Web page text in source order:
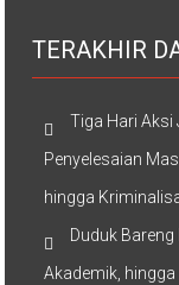
TERAKHIR
Tiga Hari Aksi
Penyelesaian
hingga
Duduk
Akademik,